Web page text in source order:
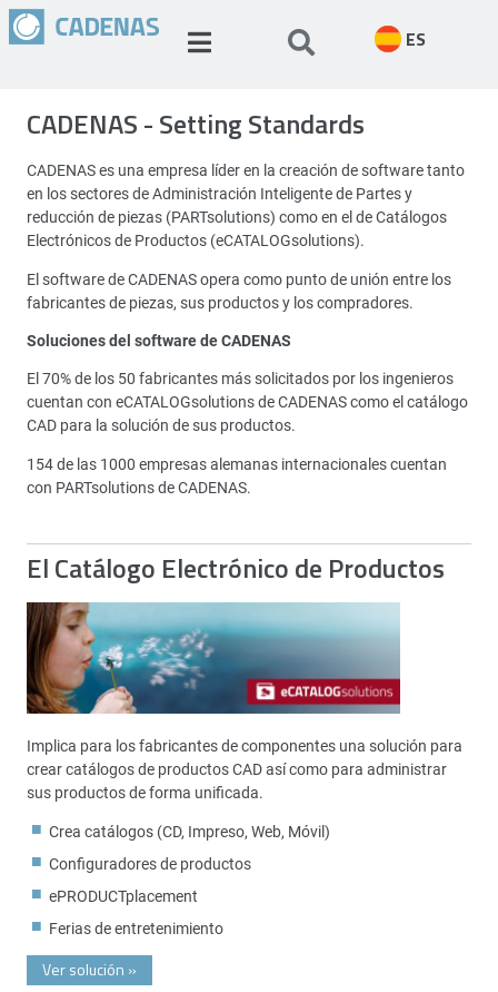
ES
CADENAS - Setting Standards
CADENAS es una empresa líder en la creación de software tanto
en los sectores de Administración Inteligente de Partes y
reducción de piezas (PARTsolutions) como en el de Catálogos
Electrónicos de Productos (eCATALOGsolutions).
El software de CADENAS opera como punto de unión entre los
fabricantes de piezas, sus productos y los compradores.
Soluciones del software de CADENAS
El 70% de los 50 fabricantes más solicitados por los ingenieros
cuentan con eCATALOGsolutions de CADENAS como el catálogo
CAD para la solución de sus productos.
154 de las 1000 empresas alemanas internacionales cuentan
con PARTsolutions de CADENAS.
El Catálogo Electrónico de Productos
Implica para los fabricantes de componentes una solución para
crear catálogos de productos CAD así como para administrar
sus productos de forma unificada.
Crea catálogos (CD, Impreso, Web, Móvil)
Configuradores de productos
ePRODUCTplacement
Ferias de entretenimiento
Ver solución »